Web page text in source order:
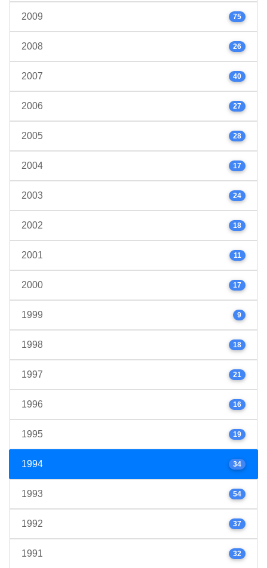
2009 75
2008 26
2007 40
2006 27
2005 28
2004 17
2003 24
2002 18
2001 11
2000 17
1999 9
1998 18
1997 21
1996 16
1995 19
1994 34
1993 54
1992 37
1991 32